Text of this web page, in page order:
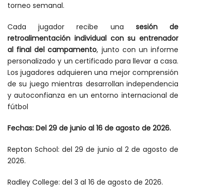
torneo semanal.
Cada jugador recibe una sesión de
retroalimentación individual con su entrenador
al final del campamento, junto con un informe
personalizado y un certificado para llevar a casa.
Los jugadores adquieren una mejor comprensión
de su juego mientras desarrollan independencia
y autoconfianza en un entorno internacional de
fútbol
Fechas: Del 29 de junio al 16 de agosto de 2026.
Repton School: del 29 de junio al 2 de agosto de
2026.
Radley College: del 3 al 16 de agosto de 2026.